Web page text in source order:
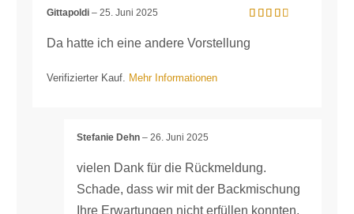
mit
von 5
Gittapoldi– 25. Juni 2025
Da hatte ich eine andere Vorstellung
Verifizierter Kauf. Mehr Informationen
Stefanie Dehn– 26. Juni 2025
vielen Dank für die Rückmeldung.
Schade, dass wir mit der Backmischung
Ihre Erwartungen nicht erfüllen konnten.